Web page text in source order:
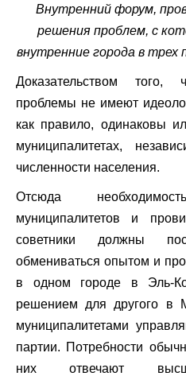
Внутренний форум,
решения проблем, с
внутренние города в трех
Доказательством
проблемы не имеют
как правило, одинаковы
муниципалитетах,
численности населения.
Отсюда
муниципалитетов и
советники должны
обмениваться опытом и
в одном городе в Эль-
решением для другого в
муниципалитетами
партии. Потребности
них отвечают